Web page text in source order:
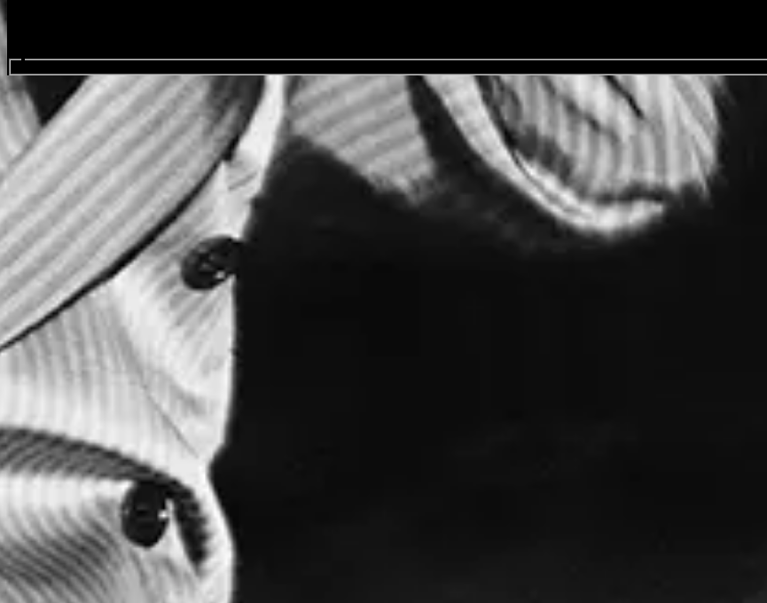
Triggerfinger
Favourite
Évenements
Internationaux(2)
Filtrer par ville
Location
oct.
Czech Republic Prague Rock Café Prague
Triggerfinger
Tuesday: 8:00 PM Doors: 7:00 PM
Trouver des tickets
oct.282026
HungaryBudapestAnalog Music Hall